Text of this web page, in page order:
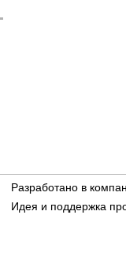
Разработано в
Идея и поддержка